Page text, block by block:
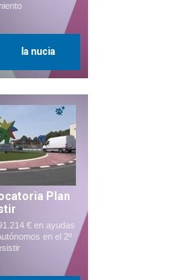
la nucia
Plan
€ en ayudas
en el 2º